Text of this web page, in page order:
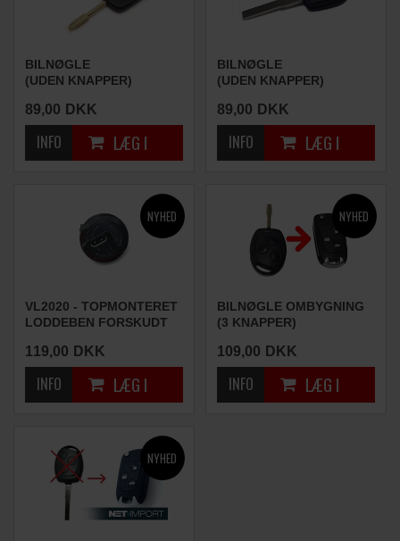
BILNØGLE
(UDEN KNAPPER)
89,00 DKK
BILNØGLE
(UDEN KNAPPER)
89,00 DKK
VL2020 - TOPMONTERET
LODDEBEN FORSKUDT
119,00 DKK
BILNØGLE OMBYGNING
(3 KNAPPER)
109,00 DKK